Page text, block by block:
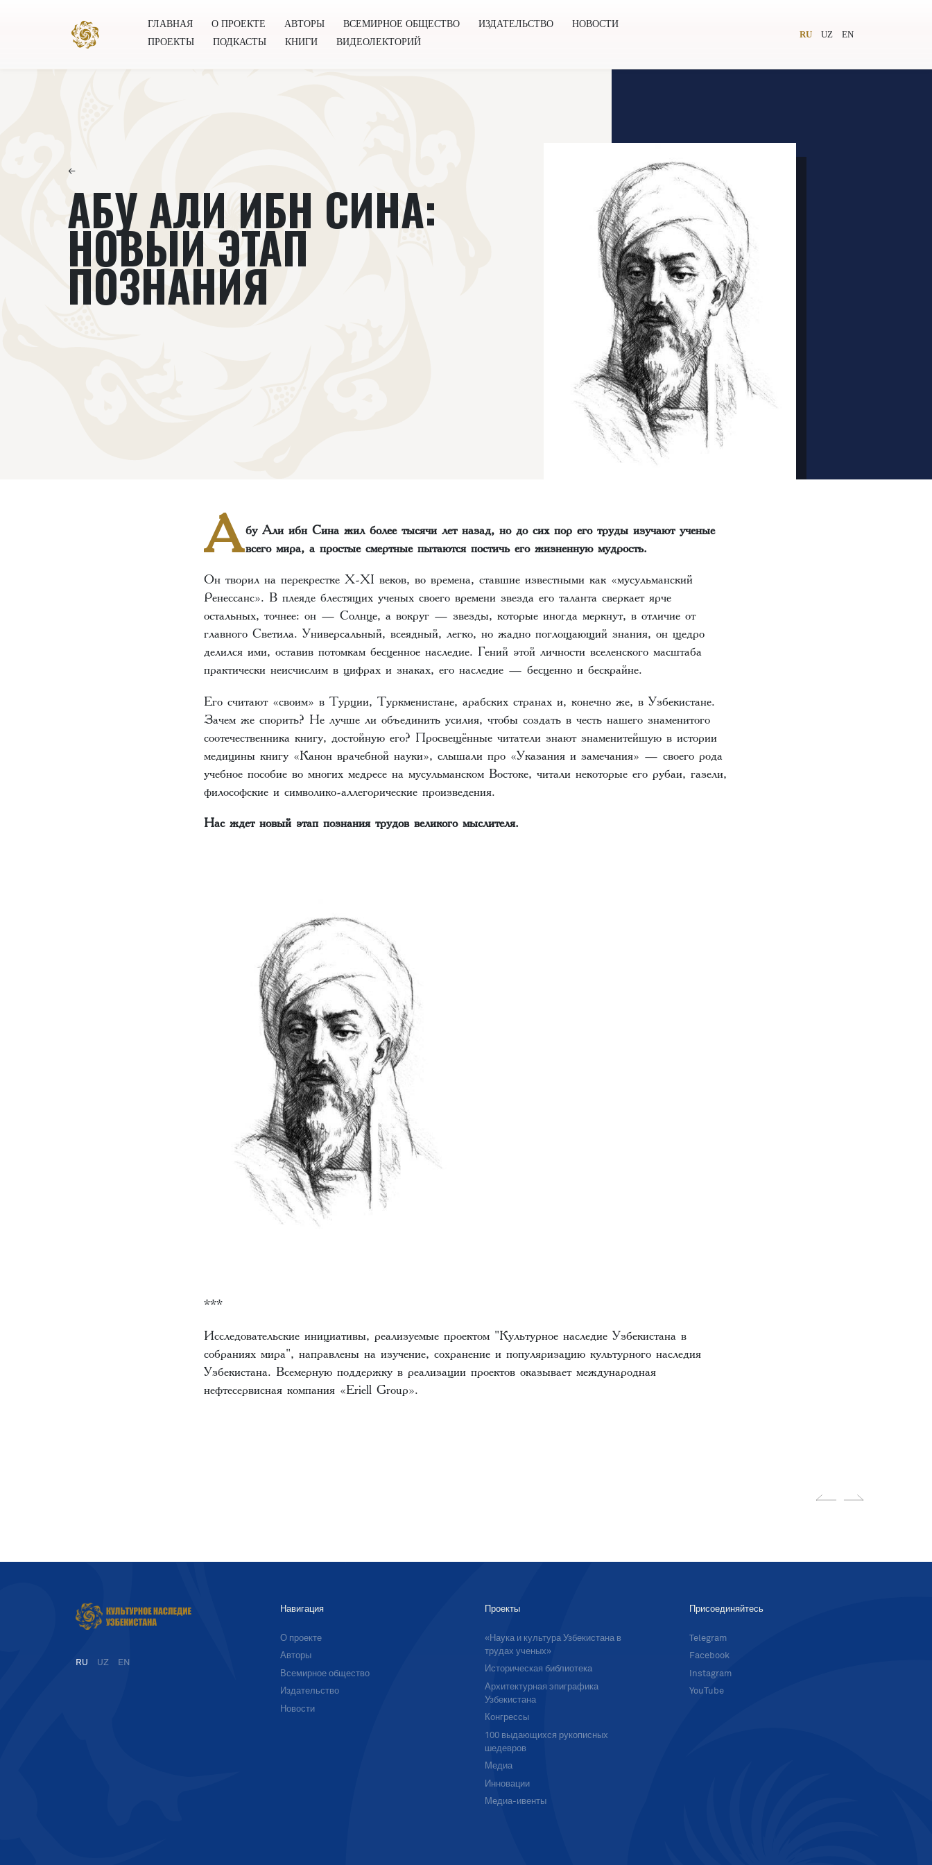
ГЛАВНАЯ О ПРОЕКТЕ АВТОРЫ ВСЕМИРНОЕ ОБЩЕСТВО ИЗДАТЕЛЬСТВО
НОВОСТИ
ПРОЕКТЫ
ПОДКАСТЫ КНИГИ ВИДЕОЛЕКТОРИЙ
RU UZ EN
←
АБУ АЛИ ИБН СИНА:
НОВЫЙ ЭТАП
ПОЗНАНИЯ
Абу Али ибн Сина жил более тысячи лет назад, но до сих пор его труды изучают ученые
всего мира, а простые смертные пытаются постичь его жизненную мудрость.
Он творил на перекрестке Х-ХI веков, во времена, ставшие известными как «мусульманский
Ренессанс». В плеяде блестящих ученых своего времени звезда его таланта сверкает ярче
остальных, точнее: он — Солнце, а вокруг — звезды, которые иногда меркнут, в отличие от
главного Светила. Универсальный, всеядный, легко, но жадно поглощающий знания, он щедро
делился ими, оставив потомкам бесценное наследие. Гений этой личности вселенского масштаба
практически неисчислим в цифрах и знаках, его наследие — бесценно и бескрайне.
Его считают «своим» в Турции, Туркменистане, арабских странах и, конечно же, в Узбекистане.
Зачем же спорить? Не лучше ли объединить усилия, чтобы создать в честь нашего знаменитого
соотечественника книгу, достойную его? Просвещённые читатели знают знаменитейшую в истории
медицины книгу «Канон врачебной науки», слышали про «Указания и замечания» — своего рода
учебное пособие во многих медресе на мусульманском Востоке, читали некоторые его рубаи, газели,
философские и символико-аллегорические произведения.
Нас ждет новый этап познания трудов великого мыслителя.
***
Исследовательские инициативы, реализуемые проектом "Культурное наследие Узбекистана в
собраниях мира", направлены на изучение, сохранение и популяризацию культурного наследия
Узбекистана. Всемерную поддержку в реализации проектов оказывает международная
нефтесервисная компания «Eriell Group».
RU UZ EN
Навигация
О проекте
Авторы
Всемирное общество
Издательство
Новости
Проекты
«Наука и культура Узбекистана в
трудах ученых»
Историческая библиотека
Архитектурная эпиграфика
Узбекистана
Конгрессы
100 выдающихся рукописных
шедевров
Медиа
Инновации
Медиа-ивенты
Присоединяйтесь
Telegram
Facebook
Instagram
YouTube